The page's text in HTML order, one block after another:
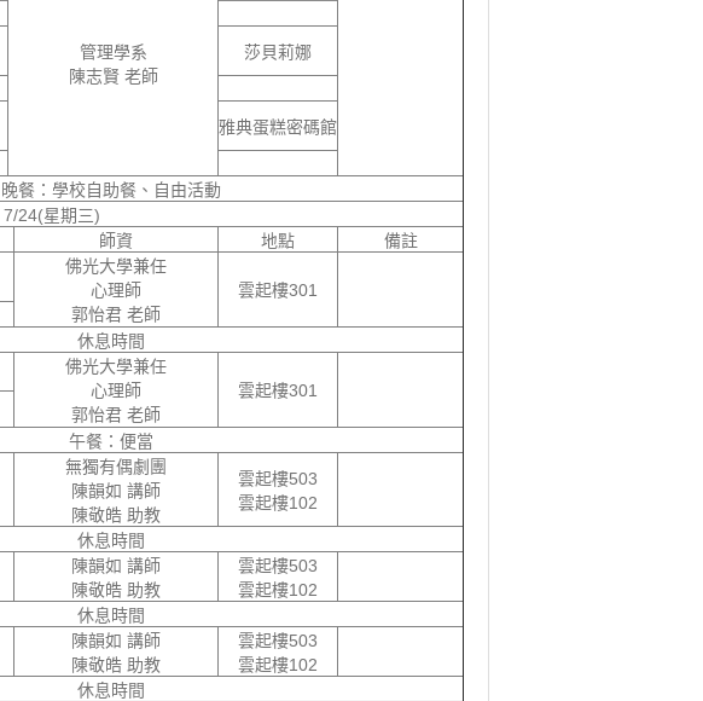
管理學系
陳志賢 老師
莎貝莉娜
雅典蛋糕密碼館
晚餐：學校自助餐、自由活動
7/24(星期三)
師資 地點
備註
佛光大學兼任
心理師
郭怡君 老師
雲起樓301
休息時間
佛光大學兼任
心理師
郭怡君 老師
雲起樓301
午餐：便當
無獨有偶劇團
陳韻如 講師
陳敬皓 助教
雲起樓503
雲起樓102
休息時間
陳韻如 講師
陳敬皓 助教
雲起樓503
雲起樓102
休息時間
陳韻如 講師
陳敬皓 助教
雲起樓503
雲起樓102
休息時間